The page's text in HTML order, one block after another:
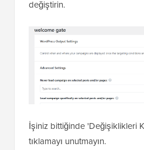
değiştirin.
İşiniz bittiğinde 'Değişiklikleri
tıklamayı unutmayın.